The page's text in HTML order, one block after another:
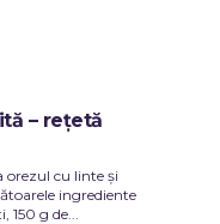
– rețetă
orezul cu linte și
ingrediente
g de...